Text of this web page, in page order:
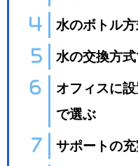
水のボトル
水の交換方
オフィスに
で選ぶ
サポートの